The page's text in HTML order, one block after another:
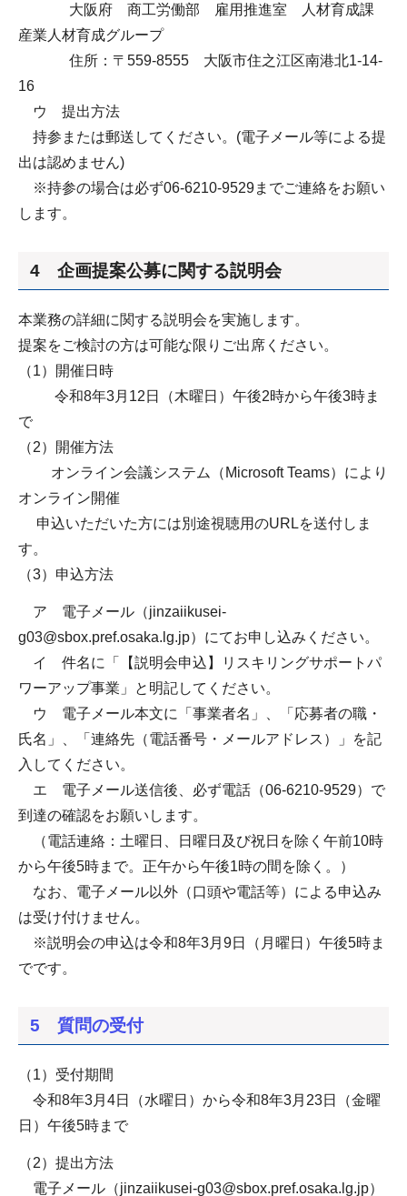
大阪府 商工労働部 雇用推進室 人材育成課
産業人材育成グループ
住所：〒559-8555 大阪市住之江区南港北1-14-
16
ウ 提出方法
持参または郵送してください。(電子メール等による提
出は認めません)
※持参の場合は必ず06-6210-9529までご連絡をお願い
します。
4 企画提案公募に関する説明会
本業務の詳細に関する説明会を実施します。
提案をご検討の方は可能な限りご出席ください。
（1）開催日時
令和8年3月12日（木曜日）午後2時から午後3時ま
で
（2）開催方法
オンライン会議システム（Microsoft Teams）により
オンライン開催
申込いただいた方には別途視聴用のURLを送付しま
す。
（3）申込方法
ア 電子メール（jinzaiikusei-
g03@sbox.pref.osaka.lg.jp）にてお申し込みください。
イ 件名に「【説明会申込】リスキリングサポートパ
ワーアップ事業」と明記してください。
ウ 電子メール本文に「事業者名」、「応募者の職・
氏名」、「連絡先（電話番号・メールアドレス）」を記
入してください。
エ 電子メール送信後、必ず電話（06-6210-9529）で
到達の確認をお願いします。
（電話連絡：土曜日、日曜日及び祝日を除く午前10時
から午後5時まで。正午から午後1時の間を除く。）
なお、電子メール以外（口頭や電話等）による申込み
は受け付けません。
※説明会の申込は令和8年3月9日（月曜日）午後5時ま
でです。
5 質問の受付
（1）受付期間
令和8年3月4日（水曜日）から令和8年3月23日（金曜
日）午後5時まで
（2）提出方法
電子メール（jinzaiikusei-g03@sbox.pref.osaka.lg.jp）